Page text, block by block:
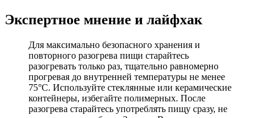
Экспертное мнение и лайфхак
Для максимально безопасного хранения и
повторного разогрева пищи старайтесь
разогревать только раз, тщательно равномерно
прогревая до внутренней температуры не менее
75°C. Используйте стеклянные или керамические
контейнеры, избегайте полимерных. После
разогрева старайтесь употреблять пищу сразу, не